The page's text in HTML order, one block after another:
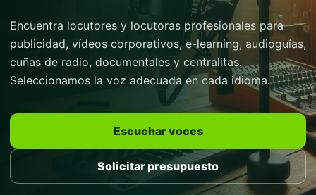
Encuentra locutores y locutoras profesionales para
publicidad, vídeos corporativos, e-learning, audioguías,
cuñas de radio, documentales y centralitas.
Seleccionamos la voz adecuada en cada idioma.
Escuchar voces
Solicitar presupuesto